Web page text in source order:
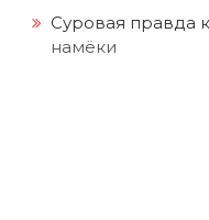
Суровая правда
намёки